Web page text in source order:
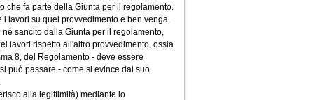
che fa parte della Giunta per il regolamento.
lavori su quel provvedimento e ben venga.
sancito dalla Giunta per il regolamento,
lavori rispetto all'altro provvedimento, ossia
8, del Regolamento - deve essere
può passare - come si evince dal suo
alla legittimità) mediante lo